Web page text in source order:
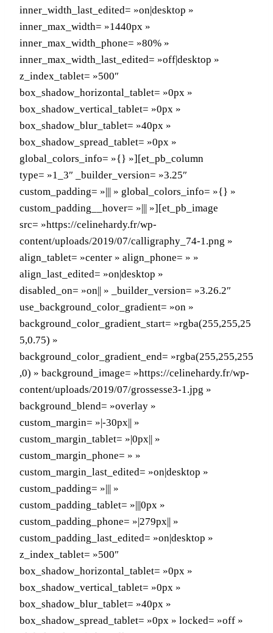
inner_width_last_edited= »on|desktop »
inner_max_width= »1440px »
inner_max_width_phone= »80% »
inner_max_width_last_edited= »off|desktop »
z_index_tablet= »500″
box_shadow_horizontal_tablet= »0px »
box_shadow_vertical_tablet= »0px »
box_shadow_blur_tablet= »40px »
box_shadow_spread_tablet= »0px »
global_colors_info= »{} »][et_pb_column
type= »1_3″ _builder_version= »3.25″
custom_padding= »||| » global_colors_info= »{} »
custom_padding__hover= »||| »][et_pb_image
src= »https://celinehardy.fr/wp-
content/uploads/2019/07/calligraphy_74-1.png »
align_tablet= »center » align_phone= » »
align_last_edited= »on|desktop »
disabled_on= »on|| » _builder_version= »3.26.2″
use_background_color_gradient= »on »
background_color_gradient_start= »rgba(255,255,25
5,0.75) »
background_color_gradient_end= »rgba(255,255,255
,0) » background_image= »https://celinehardy.fr/wp-
content/uploads/2019/07/grossesse3-1.jpg »
background_blend= »overlay »
custom_margin= »|-30px|| »
custom_margin_tablet= »|0px|| »
custom_margin_phone= » »
custom_margin_last_edited= »on|desktop »
custom_padding= »||| »
custom_padding_tablet= »|||0px »
custom_padding_phone= »|279px|| »
custom_padding_last_edited= »on|desktop »
z_index_tablet= »500″
box_shadow_horizontal_tablet= »0px »
box_shadow_vertical_tablet= »0px »
box_shadow_blur_tablet= »40px »
box_shadow_spread_tablet= »0px » locked= »off »